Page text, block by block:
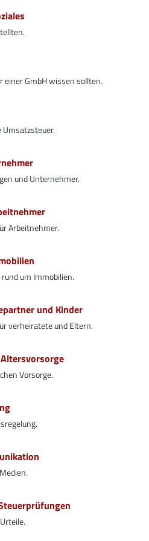
einer GmbH wissen sollten.
und Unternehmer.
Arbeitnehmer.
um Immobilien.
und Kinder
verheiratete und Eltern.
Vorsorge.